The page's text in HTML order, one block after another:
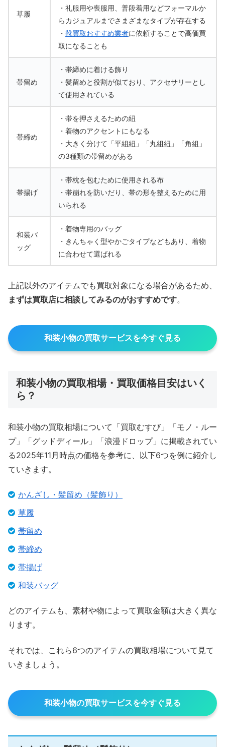
草履
・礼服用や喪服用、普段着用などフォーマルか
らカジュアルまでさまざまなタイプが存在する
・ 靴買取おすすめ業者に依頼することで高価買
取になることも
帯留め
・帯締めに着ける飾り
・髪留めと役割が似ており、アクセサリーとし
て使用されている
帯締め
・帯を押さえるための紐
・着物のアクセントにもなる
・大きく分けて「平組紐」「丸組紐」「角組」
の3種類の帯留めがある
帯揚げ
・帯枕を包むために使用される布
・帯崩れを防いだり、帯の形を整えるために用
いられる
和装バ
ッグ
・着物専用のバッグ
・きんちゃく型やかごタイプなどもあり、着物
に合わせて選ばれる
上記以外のアイテムでも買取対象になる場合があるため、
まずは買取店に相談してみるのがおすすめです。
和装小物の買取サービスを今すぐ見る
和装小物の買取相場・買取価格目安はいく
ら？
和装小物の買取相場について「買取むすび」「モノ・ルー
プ」「グッドディール」「浪漫ドロップ」に掲載されてい
る2025年11月時点の価格を参考に、以下6つを例に紹介し
ていきます。
かんざし・髪留め（髪飾り）
草履
帯留め
帯締め
帯揚げ
和装バッグ
どのアイテムも、素材や物によって買取金額は大きく異な
ります。
それでは、これら6つのアイテムの買取相場について見て
いきましょう。
和装小物の買取サービスを今すぐ見る